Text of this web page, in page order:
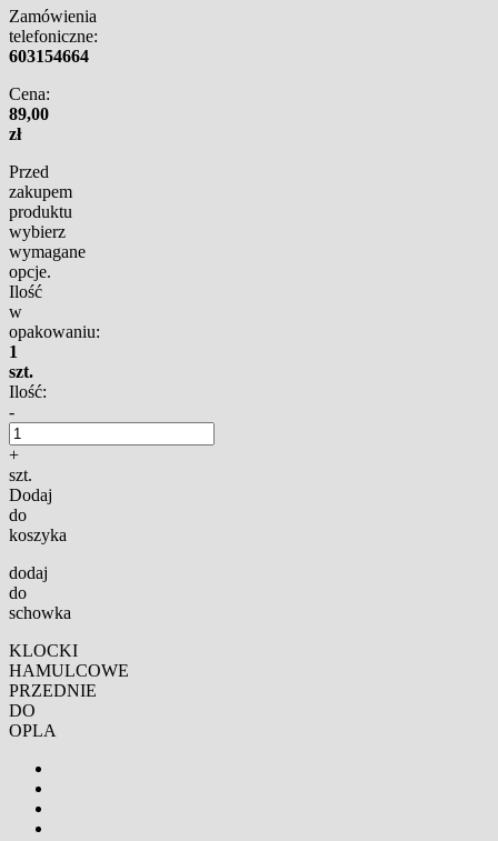
Zamówienia
telefoniczne:
603154664
Cena:
89,00
zł
Przed
zakupem
produktu
wybierz
wymagane
opcje.
Ilość
w
opakowaniu:
1
szt.
Ilość:
-
+
szt.
Dodaj
do
koszyka
dodaj
do
schowka
KLOCKI
HAMULCOWE
PRZEDNIE
DO
OPLA